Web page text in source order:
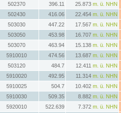
502370 396.11 25.873 m. ü. NHN
502430 416.06 22.454 m. ü. NHN
503030 447.22 17.567 m. ü. NHN
503050 453.98 16.707 m. ü. NHN
503070 463.94 15.138 m. ü. NHN
5910010 474.56 13.687 m. ü. NHN
503120 484.7 12.411 m. ü. NHN
5910020 492.95 11.314 m. ü. NHN
5910025 504.7 10.402 m. ü. NHN
5910030 509.35 8.882 m. ü. NHN
5920010 522.639 7.372 m. ü. NHN